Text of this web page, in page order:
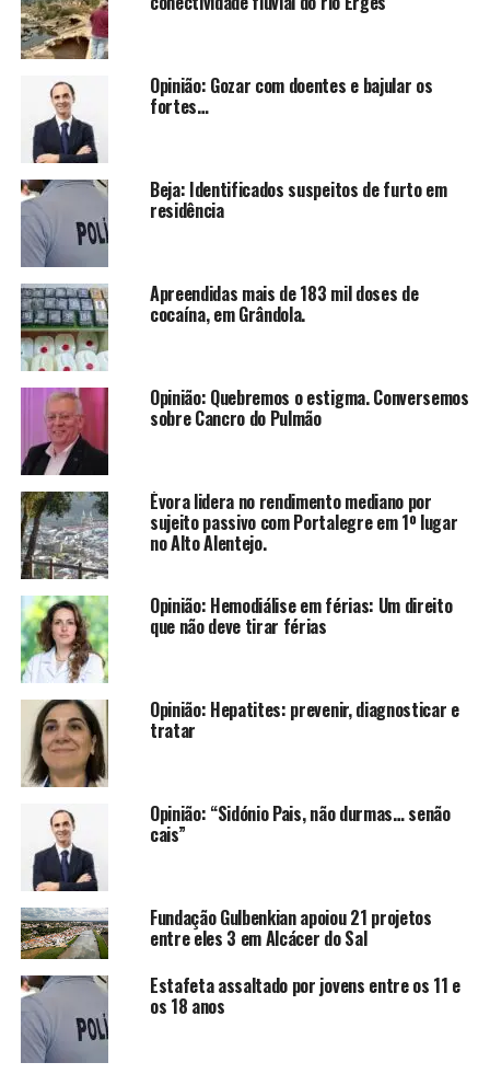
Opinião: Gozar com doentes e bajular os
fortes…
Beja: Identificados suspeitos de furto em
residência
Apreendidas mais de 183 mil doses de
cocaína, em Grândola.
Opinião: Quebremos o estigma. Conversemos
sobre Cancro do Pulmão
Évora lidera no rendimento mediano por
sujeito passivo com Portalegre em 1º lugar
no Alto Alentejo.
Opinião: Hemodiálise em férias: Um direito
que não deve tirar férias
Opinião: Hepatites: prevenir, diagnosticar e
tratar
Opinião: “Sidónio Pais, não durmas… senão
cais”
Fundação Gulbenkian apoiou 21 projetos
entre eles 3 em Alcácer do Sal
Estafeta assaltado por jovens entre os 11 e
os 18 anos